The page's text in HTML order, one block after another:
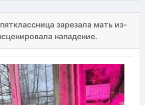
зарезала мать из-
нападение.